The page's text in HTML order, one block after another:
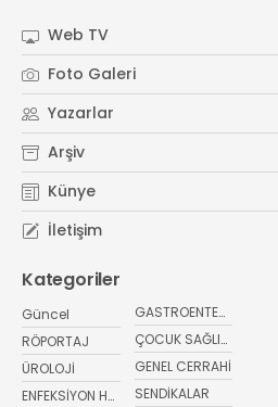
# sağlıkta bugün
#Üsküdar Üniversitesi NPİSTANBUL
Web TV
Foto Galeri
Yazarlar
Arşiv
Künye
İletişim
Kategoriler
Güncel
RÖPORTAJ
ÜROLOJİ
ENFEKSİYON HASTALIKLARI
GASTROENTEROLOJİ
ÇOCUK SAĞLIĞI VE
GENEL CERRAHİ
SENDİKALAR